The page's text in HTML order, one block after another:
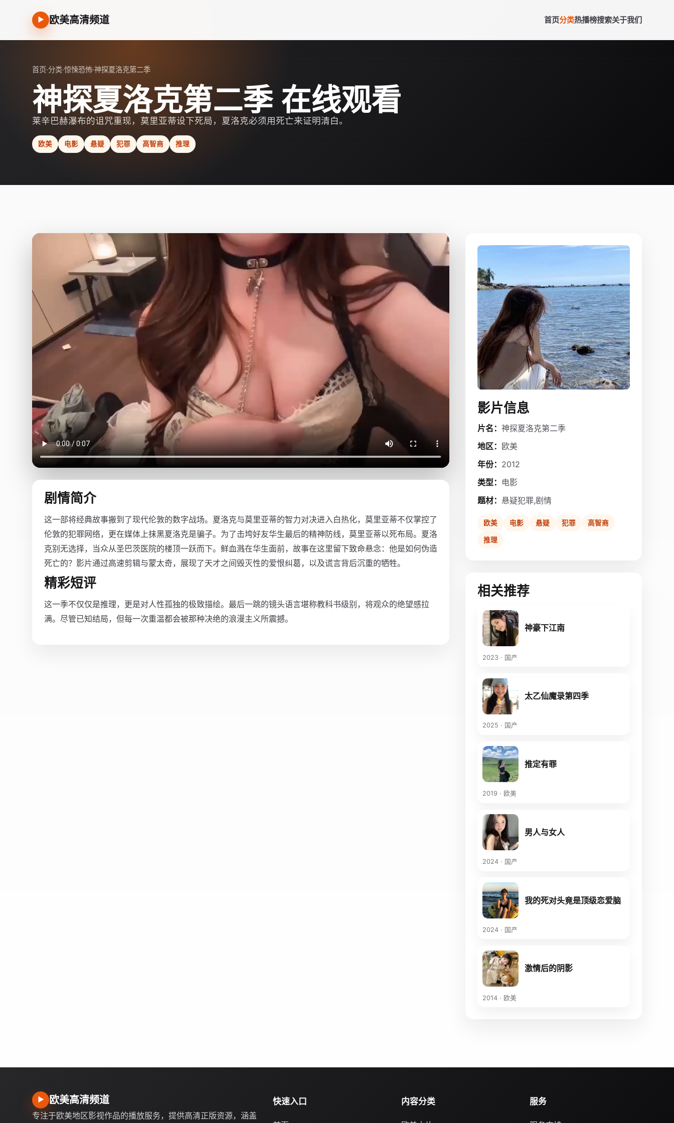
▶ 欧美高清频道 首页分类热播榜搜索关于我们
首页·分类·惊悚恐怖·神探夏洛克第二季
神探夏洛克第二季 在线观看
莱辛巴赫瀑布的诅咒重现，莫里亚蒂设下死局，夏洛克必须用死亡来证明清白。
欧美 电影 悬疑 犯罪 高智商 推理
剧情简介
这一部将经典故事搬到了现代伦敦的数字战场。夏洛克与莫里亚蒂的智力对决进入白热化，莫里亚蒂不仅掌控了
伦敦的犯罪网络，更在媒体上抹黑夏洛克是骗子。为了击垮好友华生最后的精神防线，莫里亚蒂以死布局。夏洛
克别无选择，当众从圣巴茨医院的楼顶一跃而下。鲜血溅在华生面前，故事在这里留下致命悬念：他是如何伪造
死亡的？影片通过高速剪辑与蒙太奇，展现了天才之间毁灭性的爱恨纠葛，以及谎言背后沉重的牺牲。
精彩短评
这一季不仅仅是推理，更是对人性孤独的极致描绘。最后一跳的镜头语言堪称教科书级别，将观众的绝望感拉
满。尽管已知结局，但每一次重温都会被那种决绝的浪漫主义所震撼。
影片信息
片名： 神探夏洛克第二季
地区： 欧美
年份： 2012
类型： 电影
题材： 悬疑犯罪,剧情
欧美 电影 悬疑 犯罪 高智商
推理
相关推荐
神豪下江南
2023 · 国产
太乙仙魔录第四季
2025 · 国产
推定有罪
2019 · 欧美
男人与女人
2024 · 国产
我的死对头竟是顶级恋爱脑
2024 · 国产
激情后的阴影
2014 · 欧美
▶ 欧美高清频道
专注于欧美地区影视作品的播放服务，提供高清正版资源，涵盖
快速入口 内容分类 服务